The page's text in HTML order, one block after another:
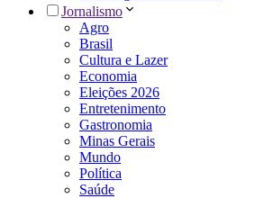
Jornalismo
Agro
Brasil
Cultura e Lazer
Economia
Eleições 2026
Entretenimento
Gastronomia
Minas Gerais
Mundo
Política
Saúde